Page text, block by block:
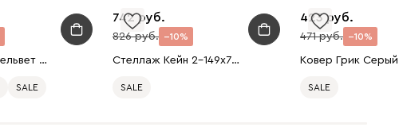
Пуф Кофи-2 Вельвет Бежевый
SALE
742
826 10
Стеллаж Кейн 2-149x75 Белый
SALE
423
471 10
SALE